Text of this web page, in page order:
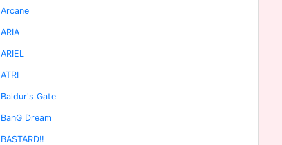
Arcane
ARIA
ARIEL
ATRI
Baldur's Gate
BanG Dream
BASTARD!!